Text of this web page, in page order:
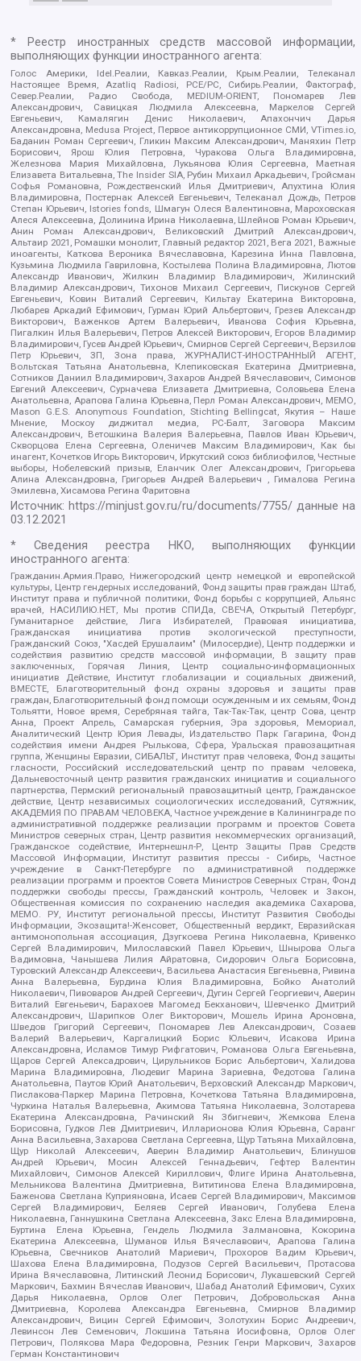
* Реестр иностранных средств массовой информации,
выполняющих функции иностранного агента:
Голос Америки, Idel.Реалии, Кавказ.Реалии, Крым.Реалии, Телеканал
Настоящее Время, Azatliq Radiosi, PCE/PC, Сибирь.Реалии, Фактограф,
Север.Реалии, Радио Свобода, MEDIUM-ORIENT, Пономарев Лев
Александрович, Савицкая Людмила Алексеевна, Маркелов Сергей
Евгеньевич, Камалягин Денис Николаевич, Апахончич Дарья
Александровна, Medusa Project, Первое антикоррупционное СМИ, VTimes.io,
Баданин Роман Сергеевич, Гликин Максим Александрович, Маняхин Петр
Борисович, Ярош Юлия Петровна, Чуракова Ольга Владимировна,
Железнова Мария Михайловна, Лукьянова Юлия Сергеевна, Маетная
Елизавета Витальевна, The Insider SIA, Рубин Михаил Аркадьевич, Гройсман
Софья Романовна, Рождественский Илья Дмитриевич, Апухтина Юлия
Владимировна, Постернак Алексей Евгеньевич, Телеканал Дождь, Петров
Степан Юрьевич, Istories fonds, Шмагун Олеся Валентиновна, Мароховская
Алеся Алексеевна, Долинина Ирина Николаевна, Шлейнов Роман Юрьевич,
Анин Роман Александрович, Великовский Дмитрий Александрович,
Альтаир 2021, Ромашки монолит, Главный редактор 2021, Вега 2021, Важные
иноагенты, Каткова Вероника Вячеславовна, Карезина Инна Павловна,
Кузьмина Людмила Гавриловна, Костылева Полина Владимировна, Лютов
Александр Иванович, Жилкин Владимир Владимирович, Жилинский
Владимир Александрович, Тихонов Михаил Сергеевич, Пискунов Сергей
Евгеньевич, Ковин Виталий Сергеевич, Кильтау Екатерина Викторовна,
Любарев Аркадий Ефимович, Гурман Юрий Альбертович, Грезев Александр
Викторович, Важенков Артем Валерьевич, Иванова София Юрьевна,
Пигалкин Илья Валерьевич, Петров Алексей Викторович, Егоров Владимир
Владимирович, Гусев Андрей Юрьевич, Смирнов Сергей Сергеевич, Верзилов
Петр Юрьевич, ЗП, Зона права, ЖУРНАЛИСТ-ИНОСТРАННЫЙ АГЕНТ,
Вольтская Татьяна Анатольевна, Клепиковская Екатерина Дмитриевна,
Сотников Даниил Владимирович, Захаров Андрей Вячеславович, Симонов
Евгений Алексеевич, Сурначева Елизавета Дмитриевна, Соловьева Елена
Анатольевна, Арапова Галина Юрьевна, Перл Роман Александрович, МЕМО,
Mason G.E.S. Anonymous Foundation, Stichting Bellingcat, Якутия – Наше
Мнение, Москоу диджитал медиа, РС-Балт, Заговора Максим
Александрович, Ветошкина Валерия Валерьевна, Павлов Иван Юрьевич,
Скворцова Елена Сергеевна, Оленичев Максим Владимирович, Как бы
инагент, Кочетков Игорь Викторович, Иркутский союз библиофилов, Честные
выборы, Нобелевский призыв, Еланчик Олег Александрович, Григорьева
Алина Александровна, Григорьев Андрей Валерьевич , Гималова Регина
Эмилевна, Хисамова Регина Фаритовна
Источник: https://minjust.gov.ru/ru/documents/7755/ данные на
03.12.2021
* Сведения реестра НКО, выполняющих функции
иностранного агента:
Гражданин.Армия.Право, Нижегородский центр немецкой и европейской
культуры, Центр гендерных исследований, Фонд защиты прав граждан Штаб,
Институт права и публичной политики, Фонд борьбы с коррупцией, Альянс
врачей, НАСИЛИЮ.НЕТ, Мы против СПИДа, СВЕЧА, Открытый Петербург,
Гуманитарное действие, Лига Избирателей, Правовая инициатива,
Гражданская инициатива против экологической преступности,
Гражданский Союз, "Хасдей Ерушалаим" (Милосердие), Центр поддержки и
содействия развитию средств массовой информации, В защиту прав
заключенных, Горячая Линия, Центр социально-информационных
инициатив Действие, Институт глобализации и социальных движений,
ВМЕСТЕ, Благотворительный фонд охраны здоровья и защиты прав
граждан, Благотворительный фонд помощи осужденным и их семьям, Фонд
Тольятти, Новое время, Серебряная тайга, Так-Так-Так, центр Сова, центр
Анна, Проект Апрель, Самарская губерния, Эра здоровья, Мемориал,
Аналитический Центр Юрия Левады, Издательство Парк Гагарина, Фонд
содействия имени Андрея Рылькова, Сфера, Уральская правозащитная
группа, Женщины Евразии, СИБАЛЬТ, Институт прав человека, Фонд защиты
гласности, Российский исследовательский центр по правам человека,
Дальневосточный центр развития гражданских инициатив и социального
партнерства, Пермский региональный правозащитный центр, Гражданское
действие, Центр независимых социологических исследований, Сутяжник,
АКАДЕМИЯ ПО ПРАВАМ ЧЕЛОВЕКА, Частное учреждение в Калининграде по
административной поддержке реализации программ и проектов Совета
Министров северных стран, Центр развития некоммерческих организаций,
Гражданское содействие, Интернешнл-Р, Центр Защиты Прав Средств
Массовой Информации, Институт развития прессы - Сибирь, Частное
учреждение в Санкт-Петербурге по административной поддержке
реализации программ и проектов Совета Министров Северных Стран, Фонд
поддержки свободы прессы, Гражданский контроль, Человек и Закон,
Общественная комиссия по сохранению наследия академика Сахарова,
МЕМО. РУ, Институт региональной прессы, Институт Развития Свободы
Информации, Экозащита!-Женсовет, Общественный вердикт, Евразийская
антимонопольная ассоциация, Дзугкоева Регина Николаевна, Кривенко
Сергей Владимирович, Милославский Павел Юрьевич, Шнырова Ольга
Вадимовна, Чанышева Лилия Айратовна, Сидорович Ольга Борисовна,
Туровский Александр Алексеевич, Васильева Анастасия Евгеньевна, Ривина
Анна Валерьевна, Бурдина Юлия Владимировна, Бойко Анатолий
Николаевич, Пивоваров Андрей Сергеевич, Дугин Сергей Георгиевич, Аверин
Виталий Евгеньевич, Барахоев Магомед Бекханович, Шевченко Дмитрий
Александрович, Шарипков Олег Викторович, Мошель Ирина Ароновна,
Шведов Григорий Сергеевич, Пономарев Лев Александрович, Созаев
Валерий Валерьевич, Каргалицкий Борис Юльевич, Исакова Ирина
Александровна, Исламов Тимур Рифгатович, Романова Ольга Евгеньевна,
Щаров Сергей Алексадрович, Цирульников Борис Альбертович, Халидова
Марина Владимировна, Людевиг Марина Зариевна, Федотова Галина
Анатольевна, Паутов Юрий Анатольевич, Верховский Александр Маркович,
Пислакова-Паркер Марина Петровна, Кочеткова Татьяна Владимировна,
Чуркина Наталья Валерьевна, Акимова Татьяна Николаевна, Золотарева
Екатерина Александровна, Рачинский Ян Збигневич, Жемкова Елена
Борисовна, Гудков Лев Дмитриевич, Илларионова Юлия Юрьевна, Саранг
Анна Васильевна, Захарова Светлана Сергеевна, Щур Татьяна Михайловна,
Щур Николай Алексеевич, Аверин Владимир Анатольевич, Блинушов
Андрей Юрьевич, Мосин Алексей Геннадьевич, Гефтер Валентин
Михайлович, Симонов Алексей Кириллович, Флиге Ирина Анатольевна,
Мельникова Валентина Дмитриевна, Вититинова Елена Владимировна,
Баженова Светлана Куприяновна, Исаев Сергей Владимирович, Максимов
Сергей Владимирович, Беляев Сергей Иванович, Голубева Елена
Николаевна, Ганнушкина Светлана Алексеевна, Закс Елена Владимировна,
Буртина Елена Юрьевна, Гендель Людмила Залмановна, Кокорина
Екатерина Алексеевна, Шуманов Илья Вячеславович, Арапова Галина
Юрьевна, Свечников Анатолий Мариевич, Прохоров Вадим Юрьевич,
Шахова Елена Владимировна, Подузов Сергей Васильевич, Протасова
Ирина Вячеславовна, Литинский Леонид Борисович, Лукашевский Сергей
Маркович, Бахмин Вячеслав Иванович, Шабад Анатолий Ефимович, Сухих
Дарья Николаевна, Орлов Олег Петрович, Добровольская Анна
Дмитриевна, Королева Александра Евгеньевна, Смирнов Владимир
Александрович, Вицин Сергей Ефимович, Золотухин Борис Андреевич,
Левинсон Лев Семенович, Локшина Татьяна Иосифовна, Орлов Олег
Петрович, Полякова Мара Федоровна, Резник Генри Маркович, Захаров
Герман Константинович